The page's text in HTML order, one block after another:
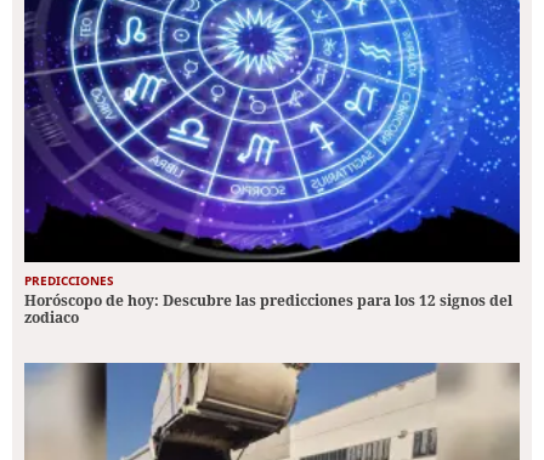
PREDICCIONES
Horóscopo de hoy: Descubre las predicciones para los 12 signos del
zodiaco